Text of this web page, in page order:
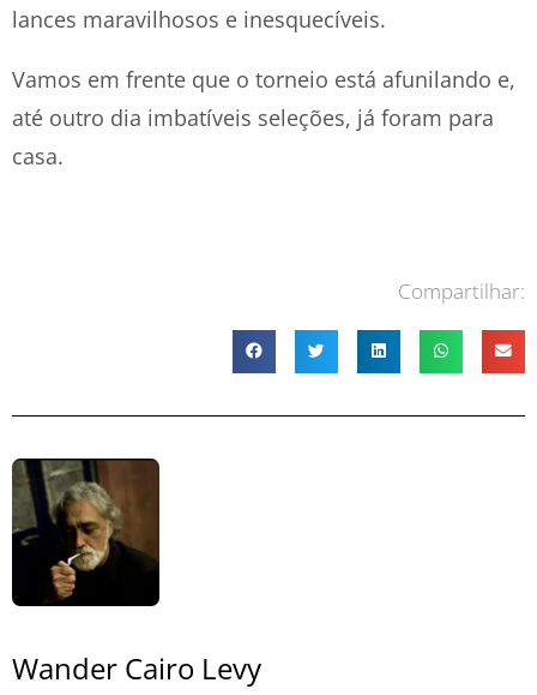
lances maravilhosos e inesquecíveis.
Vamos em frente que o torneio está afunilando e,
até outro dia imbatíveis seleções, já foram para
casa.
Compartilhar:
Wander Cairo Levy